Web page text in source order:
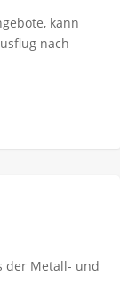
kann
nach
der Metall- und